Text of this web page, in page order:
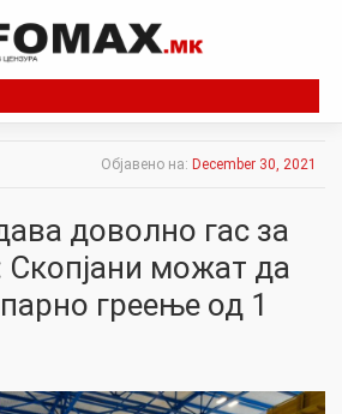
Објавено на: December 30, 2021
доволно гас за
Скопјани можат да
греење од 1